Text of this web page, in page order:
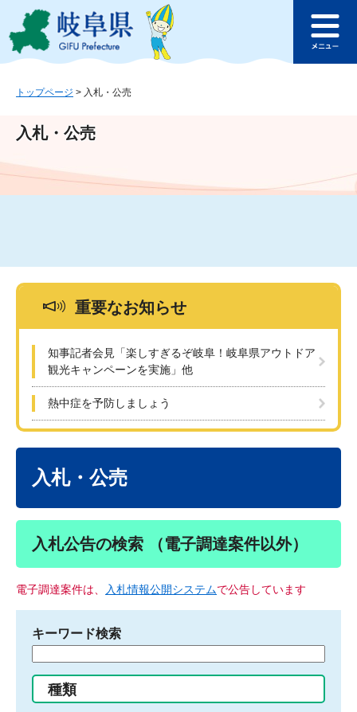
ジ
ュ
文
このページの本文へ
ュ
トップページ > 入札・公売
入札・公売
重要なお知らせ
知事記者会見「楽しすぎるぞ岐阜！岐阜県アウトドア
観光キャンペーンを実施」他
熱中症を予防しましょう
入札・公売
入札公告の検索 （電子調達案件以外）
電子調達案件は、 入札情報公開システムで公告しています
キーワード検索
る
種類